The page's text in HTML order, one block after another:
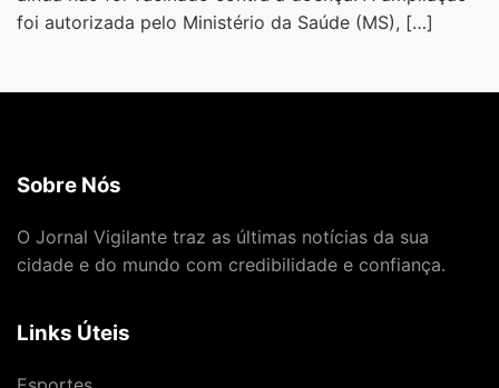
foi autorizada pelo Ministério da Saúde (MS), […]
Sobre Nós
O Jornal Vigilante traz as últimas notícias da sua
cidade e do mundo com credibilidade e confiança.
Links Úteis